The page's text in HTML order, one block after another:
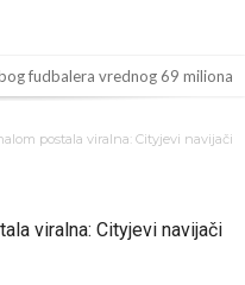
fudbalera vrednog 69 miliona
napad u noćnom klubu
mu bile natečene, nije se hteo
Barselonu?
postala viralna: Cityjevi navijači
viralna: Cityjevi navijači